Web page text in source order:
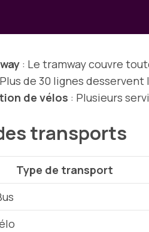
: Le tramway couvre
de 30 lignes
de vélos : Plusieurs
transports
Type de transport